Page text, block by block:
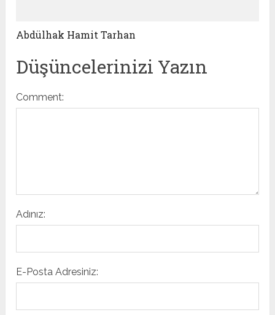
Abdülhak Hamit Tarhan
Düşüncelerinizi Yazın
Comment:
Adınız:
E-Posta Adresiniz: